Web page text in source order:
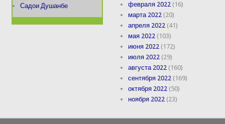
Садои Душанбе
февраля 2022 (16)
марта 2022 (20)
апреля 2022 (41)
мая 2022 (103)
июня 2022 (172)
июля 2022 (29)
августа 2022 (160)
сентября 2022 (169)
октября 2022 (50)
ноября 2022 (23)